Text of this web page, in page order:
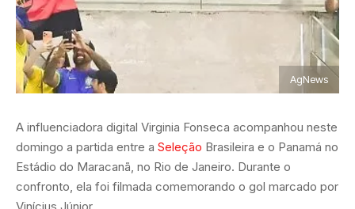
AgNews
A influenciadora digital Virginia Fonseca acompanhou neste
domingo a partida entre a Seleção Brasileira e o Panamá no
Estádio do Maracanã, no Rio de Janeiro. Durante o
confronto, ela foi filmada comemorando o gol marcado por